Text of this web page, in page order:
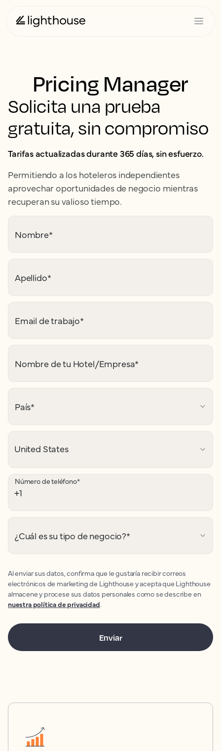
Pricing Manager
Solicita una prueba
gratuita, sin compromiso
Tarifas actualizadas durante 365 días, sin esfuerzo.
Permitiendo a los hoteleros independientes
aprovechar oportunidades de negocio mientras
recuperan su valioso tiempo.
Nombre*
Apellido*
Email de trabajo*
Nombre de tu Hotel/Empresa*
País*
Número de teléfono*
¿Cuál es su tipo de negocio?*
Al enviar sus datos, confirma que le gustaría recibir correos
electrónicos de marketing de Lighthouse y acepta que Lighthouse
almacene y procese sus datos personales como se describe en
nuestra política de privacidad.